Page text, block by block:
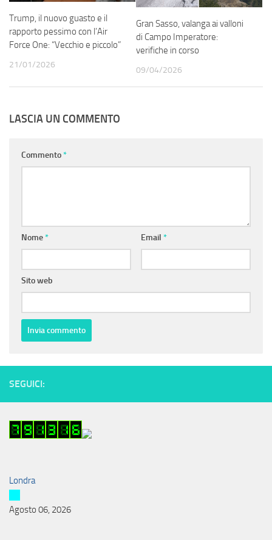
Trump, il nuovo guasto e il
rapporto pessimo con l’Air
Force One: “Vecchio e piccolo”
21/01/2026
Gran Sasso, valanga ai valloni
di Campo Imperatore:
verifiche in corso
09/04/2026
LASCIA UN COMMENTO
Commento*
Nome* Email *
Sito web
SEGUICI:
Londra
Agosto 06, 2026